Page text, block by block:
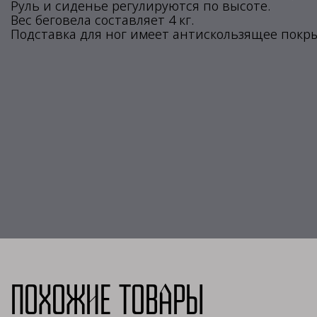
Руль и сиденье регулируются по высоте.
Вес беговела составляет 4 кг.
Подставка для ног имеет антискользящее
Похожие товары